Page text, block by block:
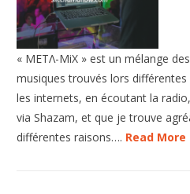
« METΛ-MiX » est un mélange
musiques trouvés lors
les internets, en écoutant la
via Shazam, et que je trouve
différentes raisons…. Read More